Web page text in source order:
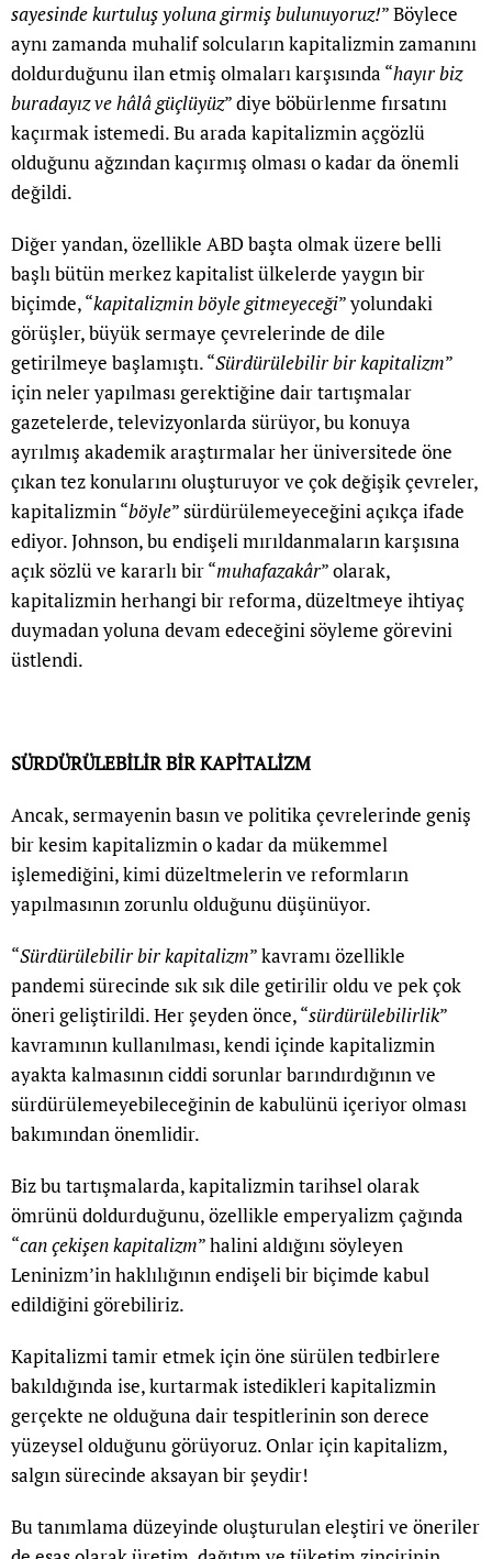
sayesinde kurtuluş yoluna girmiş bulunuyoruz!” Böylece
aynı zamanda muhalif solcuların kapitalizmin zamanını
doldurduğunu ilan etmiş olmaları karşısında “hayır biz
buradayız ve hâlâ güçlüyüz” diye böbürlenme fırsatını
kaçırmak istemedi. Bu arada kapitalizmin açgözlü
olduğunu ağzından kaçırmış olması o kadar da önemli
değildi.
Diğer yandan, özellikle ABD başta olmak üzere belli
başlı bütün merkez kapitalist ülkelerde yaygın bir
biçimde, “kapitalizmin böyle gitmeyeceği” yolundaki
görüşler, büyük sermaye çevrelerinde de dile
getirilmeye başlamıştı. “Sürdürülebilir bir kapitalizm”
için neler yapılması gerektiğine dair tartışmalar
gazetelerde, televizyonlarda sürüyor, bu konuya
ayrılmış akademik araştırmalar her üniversitede öne
çıkan tez konularını oluşturuyor ve çok değişik çevreler,
kapitalizmin “böyle” sürdürülemeyeceğini açıkça ifade
ediyor. Johnson, bu endişeli mırıldanmaların karşısına
açık sözlü ve kararlı bir “muhafazakâr” olarak,
kapitalizmin herhangi bir reforma, düzeltmeye ihtiyaç
duymadan yoluna devam edeceğini söyleme görevini
üstlendi.
SÜRDÜRÜLEBİLİR BİR KAPİTALİZM
Ancak, sermayenin basın ve politika çevrelerinde geniş
bir kesim kapitalizmin o kadar da mükemmel
işlemediğini, kimi düzeltmelerin ve reformların
yapılmasının zorunlu olduğunu düşünüyor.
“Sürdürülebilir bir kapitalizm” kavramı özellikle
pandemi sürecinde sık sık dile getirilir oldu ve pek çok
öneri geliştirildi. Her şeyden önce, “sürdürülebilirlik”
kavramının kullanılması, kendi içinde kapitalizmin
ayakta kalmasının ciddi sorunlar barındırdığının ve
sürdürülemeyebileceğinin de kabulünü içeriyor olması
bakımından önemlidir.
Biz bu tartışmalarda, kapitalizmin tarihsel olarak
ömrünü doldurduğunu, özellikle emperyalizm çağında
“can çekişen kapitalizm” halini aldığını söyleyen
Leninizm’in haklılığının endişeli bir biçimde kabul
edildiğini görebiliriz.
Kapitalizmi tamir etmek için öne sürülen tedbirlere
bakıldığında ise, kurtarmak istedikleri kapitalizmin
gerçekte ne olduğuna dair tespitlerinin son derece
yüzeysel olduğunu görüyoruz. Onlar için kapitalizm,
salgın sürecinde aksayan bir şeydir!
Bu tanımlama düzeyinde oluşturulan eleştiri ve öneriler